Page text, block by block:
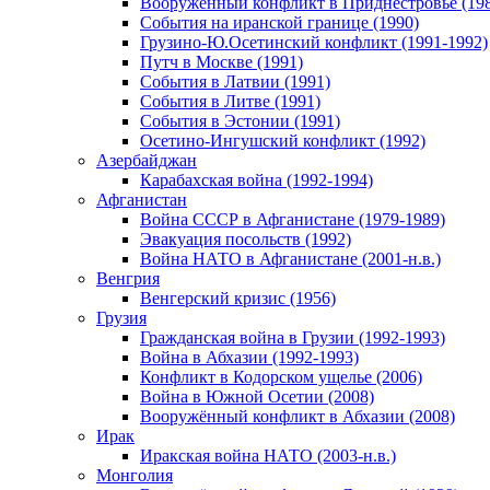
События на иранской границе (1990)
Грузино-Ю.Осетинский конфликт (1991-1992)
Путч в Москве (1991)
События в Латвии (1991)
События в Литве (1991)
События в Эстонии (1991)
Осетино-Ингушский конфликт (1992)
Азербайджан
Карабахская война (1992-1994)
Афганистан
Война СССР в Афганистане (1979-1989)
Эвакуация посольств (1992)
Война НАТО в Афганистане (2001-н.в.)
Венгрия
Венгерский кризис (1956)
Грузия
Гражданская война в Грузии (1992-1993)
Война в Абхазии (1992-1993)
Конфликт в Кодорском ущелье (2006)
Война в Южной Осетии (2008)
Вооружённый конфликт в Абхазии (2008)
Ирак
Иракская война НАТО (2003-н.в.)
Монголия